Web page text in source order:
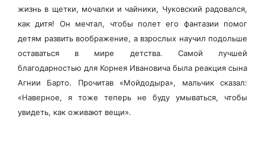
жизнь в щетки, мочалки и чайники, Чуковский радовался,
как дитя! Он мечтал, чтобы полет его фантазии помог
детям развить воображение, а взрослых научил подольше
оставаться в мире детства. Самой лучшей
благодарностью для Корнея Ивановича была реакция сына
Агнии Барто. Прочитав «Мойдодыра», мальчик сказал:
«Наверное, я тоже теперь не буду умываться, чтобы
увидеть, как оживают вещи».